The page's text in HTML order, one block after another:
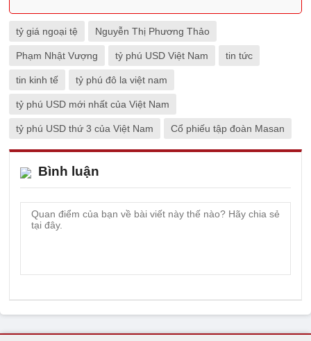
tỷ giá ngoại tệ Nguyễn Thị Phương Thảo
Phạm Nhật Vượng tỷ phú USD Việt Nam tin tức
tin kinh tế tỷ phú đô la việt nam
tỷ phú USD mới nhất của Việt Nam
tỷ phú USD thứ 3 của Việt Nam Cổ phiếu tập đoàn Masan
Bình luận